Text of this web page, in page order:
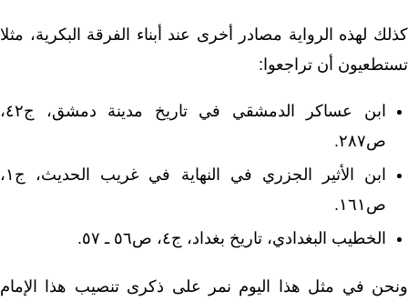
كذلك لهذه الرواية مصادر أخرى عند أبناء الفرقة البكرية، مثلا
تستطعيون أن تراجعوا:
ابن عساكر الدمشقي في تاريخ مدينة دمشق، ج٤٢،
ص٢٨٧.
ابن الأثير الجزري في النهاية في غريب الحديث، ج١،
ص١٦١.
الخطيب البغدادي، تاريخ بغداد، ج٤، ص٥٦ ـ ٥٧.
ونحن في مثل هذا اليوم نمر على ذكرى تنصيب هذا الإمام